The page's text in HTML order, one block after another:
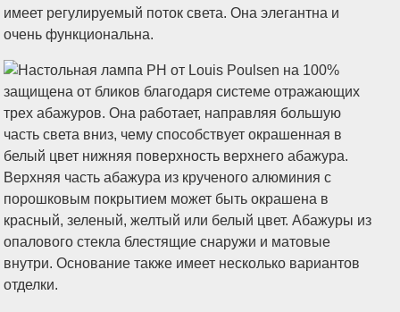
имеет регулируемый поток света. Она элегантна и
очень функциональна.